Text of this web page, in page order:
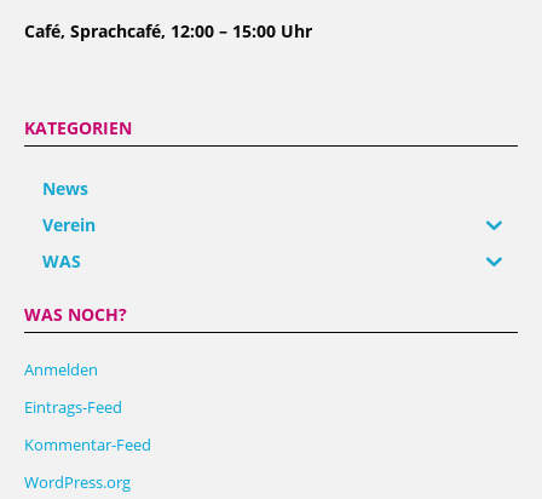
Café, Sprachcafé, 12:00 – 15:00 Uhr
KATEGORIEN
News
Verein
WAS
WAS NOCH?
Anmelden
Eintrags-Feed
Kommentar-Feed
WordPress.org